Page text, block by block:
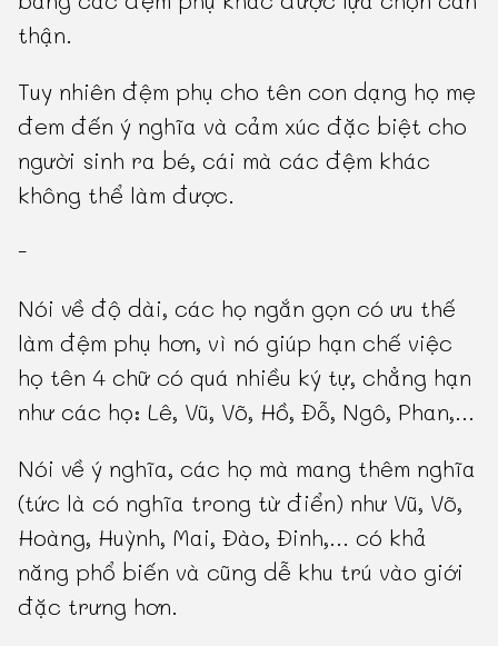
thận.
Tuy nhiên đệm phụ cho tên con dạng họ mẹ
đem đến ý nghĩa và cảm xúc đặc biệt cho
người sinh ra bé, cái mà các đệm khác
không thể làm được.
-
Nói về độ dài, các họ ngắn gọn có ưu thế
làm đệm phụ hơn, vì nó giúp hạn chế việc
họ tên 4 chữ có quá nhiều ký tự, chẳng hạn
như các họ: Lê, Vũ, Võ, Hồ, Đỗ, Ngô, Phan,...
Nói về ý nghĩa, các họ mà mang thêm nghĩa
(tức là có nghĩa trong từ điển) như Vũ, Võ,
Hoàng, Huỳnh, Mai, Đào, Đinh,... có khả
năng phổ biến và cũng dễ khu trú vào giới
đặc trưng hơn.